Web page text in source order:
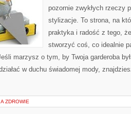
pozornie zwykłych rzeczy
stylizacje. To strona, na
praktyka i radość z tego,
stworzyć coś, co idealnie
marzysz o tym, by Twoja garderoba
w duchu świadomej mody,
ZDROWIE